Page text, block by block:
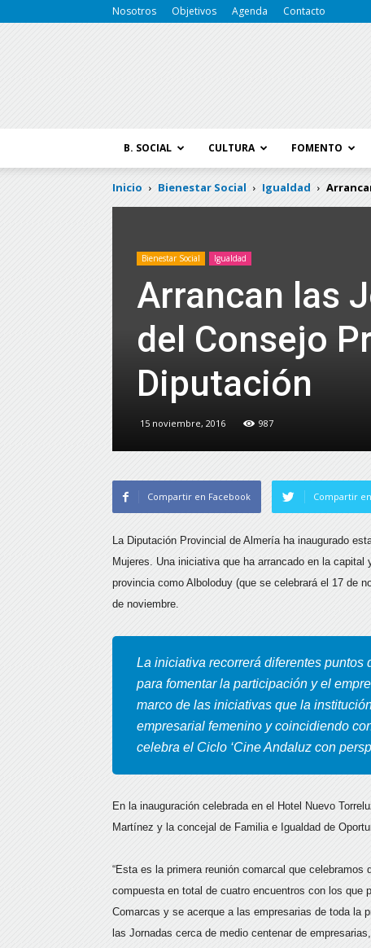
Nosotros Objetivos Agenda Contacto
B. SOCIAL CULTURA FOMENTO
Inicio Bienestar Social Igualdad
Bienestar Social Igualdad
Arrancan las
del Consejo
Diputación
15 noviembre, 2016 987
Compartir en Facebook Compartir
La Diputación Provincial de Almería ha inaugurado
Mujeres. Una iniciativa que ha arrancado en la
provincia como Alboloduy (que se celebrará el 17 de
de noviembre.
La iniciativa recorrerá diferentes
para fomentar la participación y el
marco de las iniciativas que la
empresarial femenino y coincidiendo
celebra el Ciclo ‘Cine Andaluz con
En la inauguración celebrada en el Hotel Nuevo
Martínez y la concejal de Familia e Igualdad de
“Esta es la primera reunión comarcal que
compuesta en total de cuatro encuentros con los que
Comarcas y se acerque a las empresarias de toda la
las Jornadas cerca de medio centenar de